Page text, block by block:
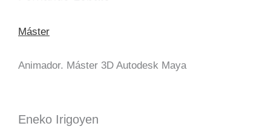
Máster
Animador. Máster 3D Autodesk Maya
Eneko Irigoyen